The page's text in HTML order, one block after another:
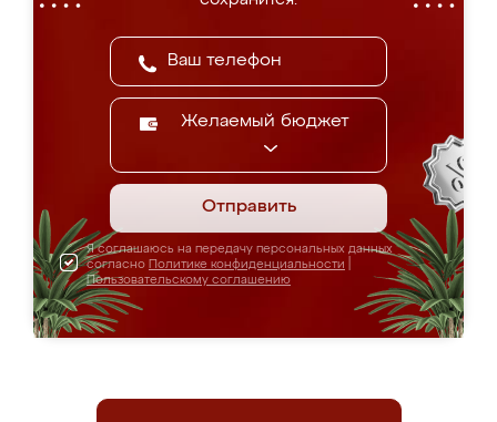
Желаемый бюджет
Отправить
Я соглашаюсь на передачу персональных данных
согласно Политике конфиденциальности
Пользовательскому соглашению